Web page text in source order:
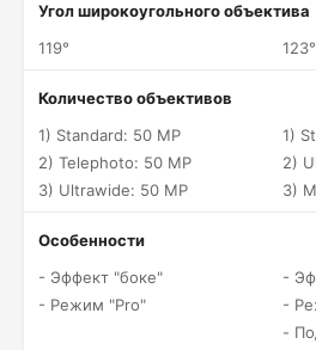
Угол широкоугольного объектива
119°
123°
Количество объективов
1) Standard: 50 MP
2) Telephoto: 50 MP
3) Ultrawide: 50 MP
1)
2)
3)
Особенности
- Эффект "боке"
- Режим "Pro"
-
-
-